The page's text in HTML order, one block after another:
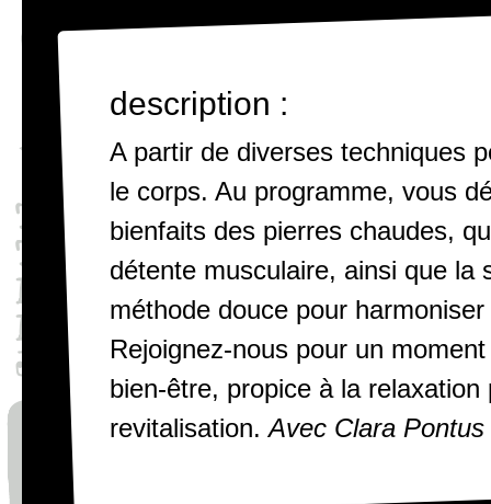
description :
A partir de diverses techniques
le corps. Au programme, vous
bienfaits des pierres chaudes,
détente musculaire, ainsi que la
méthode douce pour harmoniser
Rejoignez-nous pour un
bien-être, propice à la relaxation
revitalisation.Avec Clara Pontus